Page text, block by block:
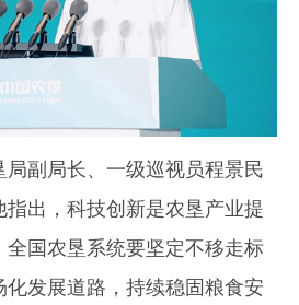
副局长、一级巡视员程景民
出，科技创新是农垦产业提
全国农垦系统要坚定不移走标
发展道路，持续稳固粮食安